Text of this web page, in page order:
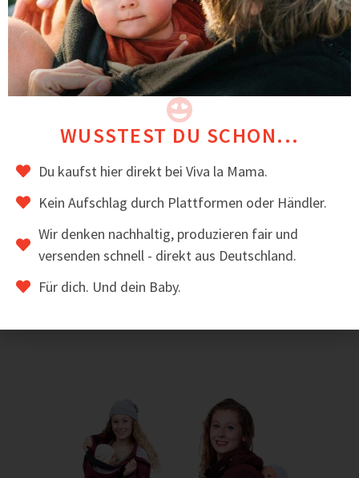
MATERIAL & VERARBEITUNG
3-lagiger Softshell, innen mit Fleece
Winddicht, wasserabweisend & atmungsaktiv
Sorgfältige Verarbeitung & robuste Nähte
Langlebig, alltagstaugliche Qualität
Hochwertig verarbeitet und handgenäht in der EU.
⭐ BEWERTUNGEN
Viele Kundinnen loben an AVENTURIS das sportliche
Design und die praktische Rückentragefunktion für
größere Kinder.
WUSSTEST DU SCHON...
Du kaufst hier direkt bei Viva la Mama.
Kein Aufschlag durch Plattformen oder Händler.
Wir denken nachhaltig, produzieren fair und
versenden schnell - direkt aus Deutschland.
Für dich. Und dein Baby.